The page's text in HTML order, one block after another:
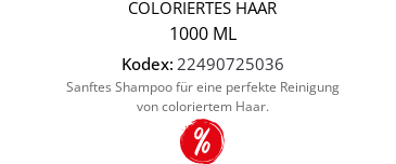
COLORIERTES HAAR
1000 ML
Kodex: 22490725036
Sanftes Shampoo für eine perfekte Reinigung
von coloriertem Haar.